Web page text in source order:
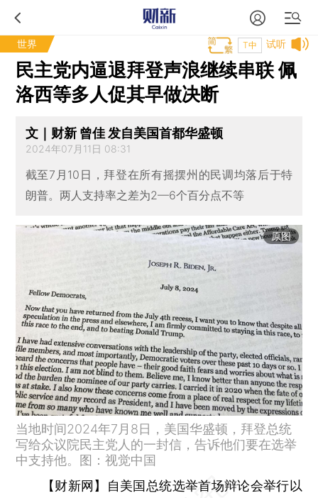
世界 试听
T中
民主党内逼退拜登声浪继续串联 佩
洛西等多人促其早做决断
文｜财新 曾佳 发自美国首都华盛顿
2024年07月11日 08:31
截至7月10日，拜登在所有摇摆州的民调均落后于特
朗普。两人支持率之差为2—6个百分点不等
原图
当地时间2024年7月8日，美国华盛顿，拜登总统
写给众议院民主党人的一封信，告诉他们要在选举
中支持他。图：视觉中国
【财新网】
自美国总统选举首场辩论会举行以